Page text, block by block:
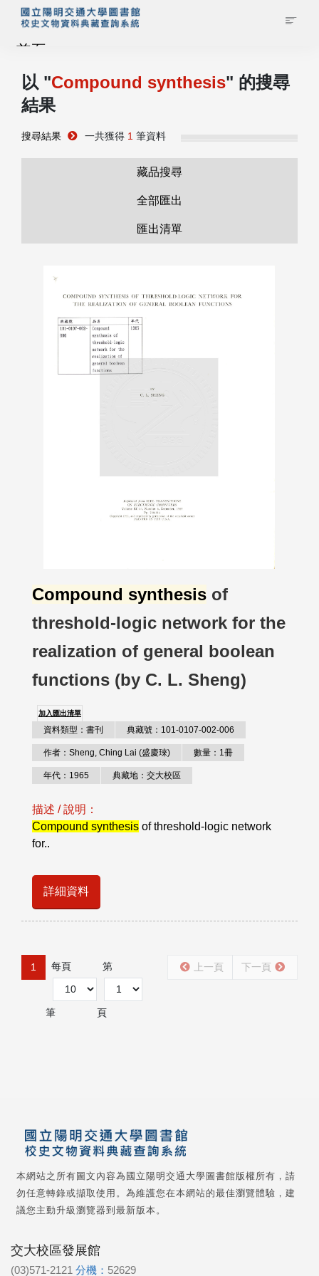
首頁
藏品查詢
校史館簡介
管理者登入
以 "Compound synthesis" 的搜尋
結果
搜尋結果 一共獲得 1 筆資料
藏品搜尋
全部匯出
匯出清單
Compound synthesis of
threshold-logic network for the
realization of general boolean
functions (by C. L. Sheng)
加入匯出清單
資料類型：書刊 典藏號：101-0107-002-006
作者：Sheng, Ching Lai (盛慶琜) 數量：1冊
年代：1965 典藏地：交大校區
描述 / 說明：
Compound synthesis of threshold-logic network
for..
詳細資料
1 每頁
筆
第
頁
上一頁 下一頁
本網站之所有圖文內容為國立陽明交通大學圖書館版權所有，請
勿任意轉錄或擷取使用。為維護您在本網站的最佳瀏覽體驗，建
議您主動升級瀏覽器到最新版本。
交大校區發展館
(03)571-2121 分機： 52629